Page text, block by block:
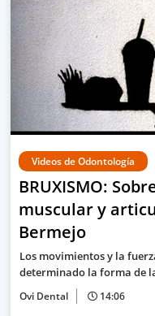
Videos de Odontología
BRUXISMO:
muscular y
Bermejo
Los movimientos y la
determinado la forma de
Ovi Dental 14:06